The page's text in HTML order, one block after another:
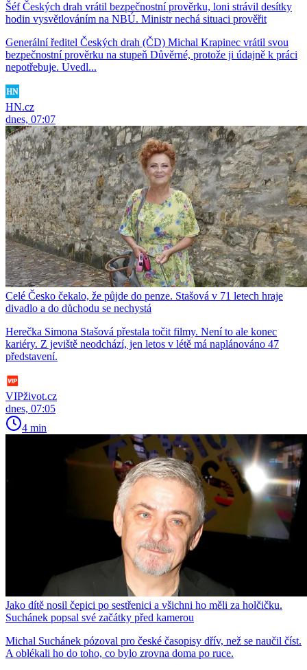
Šéf Českých drah vrátil bezpečnostní prověrku, loni strávil desítky
hodin vysvětlováním na NBÚ. Ministr nechá situaci prověřit
Generální ředitel Českých drah (ČD) Michal Krapinec vrátil svou
bezpečnostní prověrku na stupeň Důvěrné, protože ji údajně k práci
nepotřebuje. Uvedl...
HN.cz
dnes, 07:07
Celé Česko čekalo, že půjde do penze. Stašová v 71 letech hraje
divadlo a do důchodu se nechystá
Herečka Simona Stašová přestala točit filmy. Není to ale konec
kariéry. Z jeviště neodchází, jen letos v létě má naplánováno 47
představení.
VIPživot.cz
dnes, 07:05
4 min
Jako dítě nosil čepici po sestřenici a všichni ho měli za holčičku.
Suchánek popsal své začátky před kamerou
Michal Suchánek pózoval pro české časopisy dřív, než se naučil číst.
A oblékali ho do toho, co bylo zrovna doma po ruce.